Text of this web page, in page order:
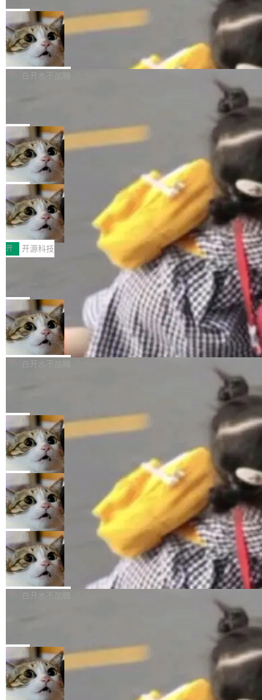
质的最低采样率）的音频格式将被拒绝 修复了 C
SS 圆角虚线样式中可能存在的问题 如果表单中
的图像元素不在同一个子树中，则它们将不再关
联 加...
最强的若干项。对于尚未正式发版的 PG 19，则
通过拉取过去一年内（从 PG 18 Beta1 时间点
至今）的所有 commit，同样交由 AI 分析提炼。
经过人工复核，准确度令人满意。这一方法也为
社区爱好者提供了高效跟踪新版本的思路。
维护工作一直与我的日常工作、家务、社交生活
和休闲娱乐竞争时间。" 这是 libexpat 维护者 S
ebastian Pipping 写在博客里的话。8 月 4 日，
他宣布了一个新消息：从 2026 年 8 月 1 日起，
他可以全职维护 libexpat 了，最长 6 个月。发
库之一。你的操作系统、浏览器、无数的基础设
施软件，很可能都在用它。而过去十年，维护它
的人一直在用业余...
局
Firefox 153.0.3 发布
Firefox 153.0.3 现已发布，具体更新内容如
下： New Smart Window 包含多项增强功能：
gi?id=2019042">Bug&nbsp;2019042</a>）</l
i> <li>现在，助手可以直接使用 Exa 的网络搜索
结果回答问题，而无需将问题转交给搜索引擎。
（<a href="https://bugzilla.mozilla.org/show_
bug.cgi?id=204...
白开水不加糖
的 npm 包。项目的核心论点是：容器不适合 Ag
ent 计算。真正适合的，是 Isolate。 Cloudflare
工程师在这件事上没什么可谦虚的——他们用 W
orkers 跑了十年 Isolate。用 CEO Matthew Pri
nce 的话说：「我们一生都在用 Isolate 运行代
码，而 AI Agent 不需要容器，它们需要的是 Iso
late。」 容器为什么不合适 容器的问题在于启动
和销毁都太重了。一个 Agent 要执行的任务可能
只需要几毫秒的 CPU 时间，但容器从冷启动到
就绪要花数秒。如果未来有十...
局
OpenAI 公开邮件和聊天记录回应苹果
诉讼，称“Apple is getting this wron
g”
上个月，苹果一纸诉状把 OpenAI 告上法庭，指
控其挖角苹果前员工并窃取商业秘密。苹果的诉
状把 OpenAI 描述成一个系统性地从前东家挖
人、套取机密信息的对手。 OpenAI 没发律师
函，也没选择庭外沉默。它在官网贴了一篇博
文，标题只有六个字：Apple is getting this wro
ng。 然后，它把邮件往来和 iMessage 聊天记
录全贴了出来。 他发错人了 苹果外部律师 Gabr
iel Gross 来自 Weil 律所，2 月 23 日下午 5:53
给 OpenAI 总法律顾问 Che Chang 发了封邮
件，附了一封长信，要求 OpenAI 配合调查前苹
果员工带走机密信...
局
HUAWEI MatePad Edge上架WorkBu
ddy鸿蒙PC版，说话就能干活的AI办公
搭子
全能AI工作台WorkBuddy鸿蒙PC版上架HUAWE
I MatePad Edge应用市场，直接下载即可使
用，与鸿蒙电脑上的体验一致。值得一提的是，
这是目前市面上唯一支持平板接入WorkBuddy P
C版的产品，搭载“人机双写”重磅功能——你写
你的，AI写AI的，同屏协作互不干扰。一句话让
AI帮你干活，现在开启全新体验！ 温馨提示：
体验WorkBuddy鸿蒙PC版前，请将 HUAWEI M
atePad Edge 升级至 HarmonyOS 6.1.0.135S
P9 patch03及以上版本。 *升级路径：设置 > 搜
开 开源科技
FFmpeg 9.0 发布：代号“Lei”，以此纪
全球知名开源多媒体框架 FFmpeg 今天正式发
布了 9.0 版本。这个版本除了带来新一代音视频
处理能力和硬件加速支持之外，还有一个特殊之
处：FFmpeg 9.0 的代号是“Lei”。 这个名字，
来自中国开发者雷霄骅（Lei Xiaohua）。 对于
很多中国音视频开发者而言，这个名字并不陌
“启蒙老师”。 而今年，恰好是雷霄骅离世十周
年。FFmpeg 社区最终选择用一个大版本的名
字，留下了这份纪念。 雷霄骅曾是中国传媒大学
数字电视技术方向的博士生，长期从事视频、音
频技...
局
亚马逊成本失控：AI 写代码烧掉 1215
万元，超预算 860%
外媒近日曝光了亚马逊的多份内部报告显示，AI
导致公司在多个项目上超支。《金融时报》报道
编写程序，目标是完成电商平台作者信息与商品
列表的数据匹配 —— 一项常规的数据处理任
务，最终却产生了 180 万美元的账单，实际支出
超出原定预算 860%。 更令人意外的是，该项目
最终并未成功落地，而高额算力消耗持续运行长
达 5 个月，公司直到财务对账时才察觉异常。这
意味着一个无人看管的 AI 程序，在近半年时间
里日夜不停地"烧钱"。 复盘显示，...
白开水不加糖
e CEO Clément Delangue 在 CNBC 的采访里
没有拐弯抹角。他说中国正在赢得 AI 竞赛，而
且按目前的速度，中国 AI 工具预计在今年底或
2027 年就能追上美国前沿实验室的水平。 Dela
ngue 把原因归结为一件事：开放协作。中国的
AI 开发者在一个共享和协作的生态里加速迭代，
而美国模型厂商在"闭门造车"。他的原话是 "buil
ding in silos"——各自为战，互不通气。 这个判
断从他嘴里说出来分量不同。Hugging Face 是
全球最大的开源 AI 平台，上面跑着上百万个模
型。谁在开源赛道上领先，...
局
当 AI agent 把源码变成了最好的扩展系
统，开发者工具必须开源
五年前，David Crawshaw 问过很多软件工程师
一个问题：你写过什么给自己用的程序？答案几
乎都是没有。工程师们整天用别人写的程序写程
序给别人用。偶尔有人自己写个博客系统、智能
家居控制、家庭实验室，都算稀奇事。 Crawsh
aw 是 Shelley 的作者，一个开源 AI coding age
nt。他最近在博客上写了一篇文章，核心论点很
简单：开发者工具必须开源。 理由不是传统的自
由软件情怀，而是一个跟 AI agent 直接相关的
技术判断。 两行 prompt 就能个性化任何软件 C
局
DeepSeek Harness 宣布内测邀请，全
网最大规模开源 Agent 路演现场诞生
一条内测招募帖，发出去的时候大概没人想到它
会变成一场开源 Agent 生态的路演。 8月1日，
DeepSeek Harness 团队负责人崔添翼（tiany
i）在 X 上发帖： 「如果你是 Agent Harness 相
关开源项目的开发者，希望参加 DeepSeek Har
ness 的内测，可以回复或私信联系我。请附上
Harness 负责把能力落到真实环境中——调用工
具、读写文件、管理上下文、处理错误、完成闭
环。崔添翼招人的标...
局
商汤 SenseNova U1.5-Lite-Preview
开源
商汤科技宣布面向社区开源轻量级统一多模态模
型的预览版本 SenseNova U1.5-Lite-Preview。
理解、推理、生成与编辑，还仅以 8B-MoT 的轻
量大小，将能力推进到4K、更精细的真实质感、
更复杂的视觉控制和可持续迭代编辑。 相比 U
1，U1.5-Lite-Preview 在以下方向上带来了显著
白开水不加糖
nap。这次是 hwctl——一个用来检查 Ubuntu
硬件认证状态的命令行工具。 Canonical 工程师
Alan Griffiths 在邮件列表中说得很直白：「hwc
tl 是一个 Ubuntu 专有的包，它和它的依赖项都
局
Dario Amodei 担心新人来 Anthropic
只为金钱，不为使命
顶级 AI 研究员在两家公司之间来回跳，中间只